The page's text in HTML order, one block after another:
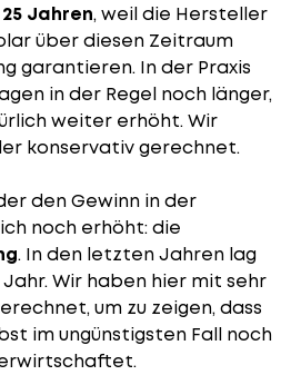
25 Jahren, weil die Hersteller
über diesen Zeitraum
garantieren. In der Praxis
in der Regel noch länger,
weiter erhöht. Wir
konservativ gerechnet.
den Gewinn in der
noch erhöht: die
. In den letzten Jahren lag
Wir haben hier mit sehr
um zu zeigen, dass
im ungünstigsten Fall noch